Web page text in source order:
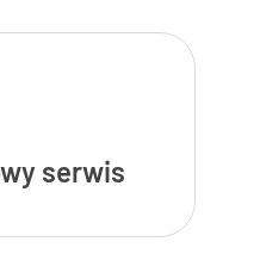
serwis